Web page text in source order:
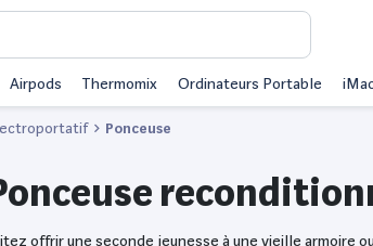
Airpods Thermomix Ordinateurs Portable
Ponceuse
offrir une seconde jeunesse à une vieille armoire